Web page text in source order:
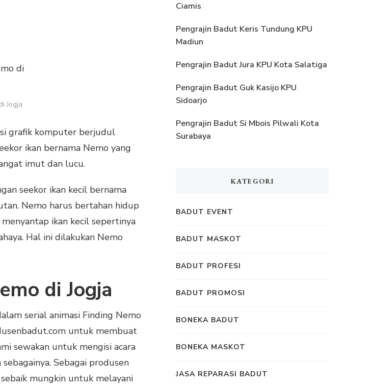
Jogja
grafik komputer berjudul
ikan bernama Nemo yang
imut dan lucu.
seekor ikan kecil bernama
Nemo harus bertahan hidup
ikan kecil sepertinya
Hal ini dilakukan Nemo
di Jogja
serial animasi Finding Nemo
untuk membuat
sewakan untuk mengisi acara
Sebagai produsen
mungkin untuk melayani
Ciamis
Pengrajin Badut Keris Tundung KPU
Madiun
Pengrajin Badut Jura KPU Kota Salatiga
Pengrajin Badut Guk Kasijo KPU
Sidoarjo
Pengrajin Badut Si Mbois Pilwali Kota
Surabaya
KATEGORI
BADUT EVENT
BADUT MASKOT
BADUT PROFESI
BADUT PROMOSI
BONEKA BADUT
BONEKA MASKOT
JASA REPARASI BADUT